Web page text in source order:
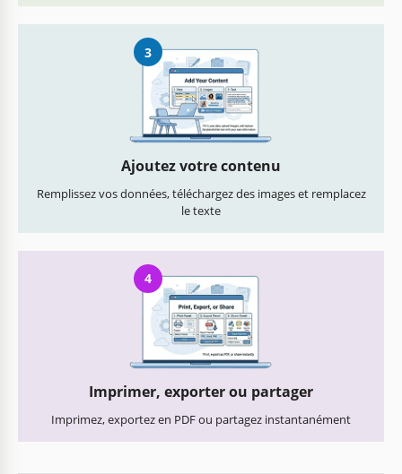
3
Ajoutez votre contenu
Remplissez vos données, téléchargez des images et remplacez
le texte
4
Imprimer, exporter ou partager
Imprimez, exportez en PDF ou partagez instantanément